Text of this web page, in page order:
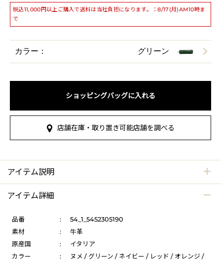
税込11,000円以上ご購入で送料は当社負担になります。：8/17(月)AM10時ま
で
カラー： グリーン
ショッピングバッグに入れる
店舗在庫・取り置き可能店舗を調べる
アイテム説明
アイテム詳細
品番 :
54_1_5452305190
素材
:
牛革
原産国
:
イタリア
カラー
:
ヌメ / グリーン / ネイビー / レッド / オレンジ /